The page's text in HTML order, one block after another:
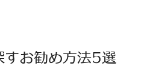
すお勧め方法5選